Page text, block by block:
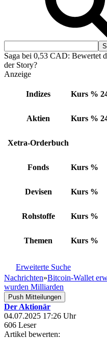
Saga bei 0,53 CAD: Bewertet
der Story?
Anzeige
Indizes Kurs %
Aktien Kurs %
Xetra-Orderbuch
Fonds Kurs %
Devisen Kurs %
Rohstoffe Kurs %
Themen Kurs %
Erweiterte Suche
Nachrichten»Bitcoin-Wallet
wurden Milliarden
Push Mitteilungen
Der Aktionär
04.07.2025 17:26 Uhr
606 Leser
Artikel bewerten: